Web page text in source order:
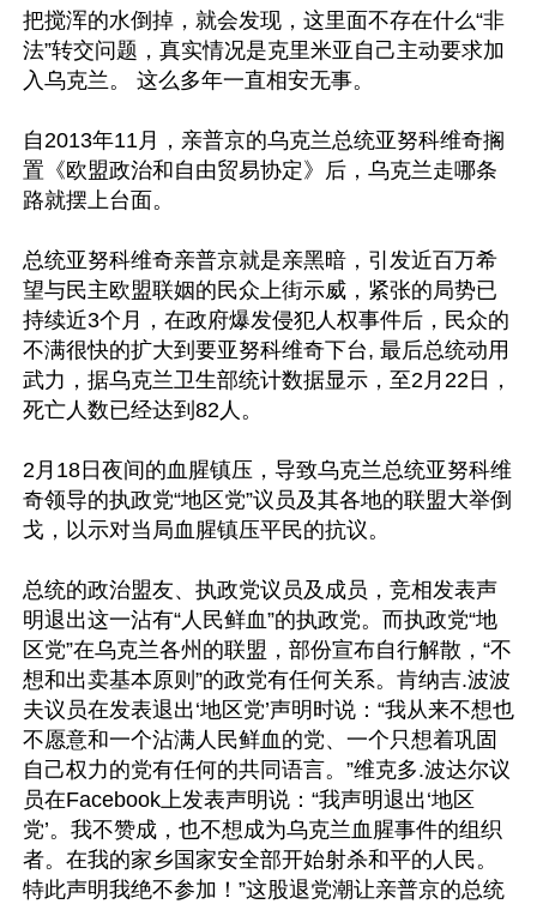
把搅浑的水倒掉，就会发现，这里面不存在什么“非
法”转交问题，真实情况是克里米亚自己主动要求加
入乌克兰。 这么多年一直相安无事。
自2013年11月，亲普京的乌克兰总统亚努科维奇搁
置《欧盟政治和自由贸易协定》后，乌克兰走哪条
路就摆上台面。
总统亚努科维奇亲普京就是亲黑暗，引发近百万希
望与民主欧盟联姻的民众上街示威，紧张的局势已
持续近3个月，在政府爆发侵犯人权事件后，民众的
不满很快的扩大到要亚努科维奇下台, 最后总统动用
武力，据乌克兰卫生部统计数据显示，至2月22日，
死亡人数已经达到82人。
2月18日夜间的血腥镇压，导致乌克兰总统亚努科维
奇领导的执政党“地区党”议员及其各地的联盟大举倒
戈，以示对当局血腥镇压平民的抗议。
总统的政治盟友、执政党议员及成员，竞相发表声
明退出这一沾有“人民鲜血”的执政党。而执政党“地
区党”在乌克兰各州的联盟，部份宣布自行解散，“不
想和出卖基本原则”的政党有任何关系。肯纳吉.波波
夫议员在发表退出‘地区党’声明时说：“我从来不想也
不愿意和一个沾满人民鲜血的党、一个只想着巩固
自己权力的党有任何的共同语言。”维克多.波达尔议
员在Facebook上发表声明说：“我声明退出‘地区
党’。我不赞成，也不想成为乌克兰血腥事件的组织
者。在我的家乡国家安全部开始射杀和平的人民。
特此声明我绝不参加！”这股退党潮让亲普京的总统